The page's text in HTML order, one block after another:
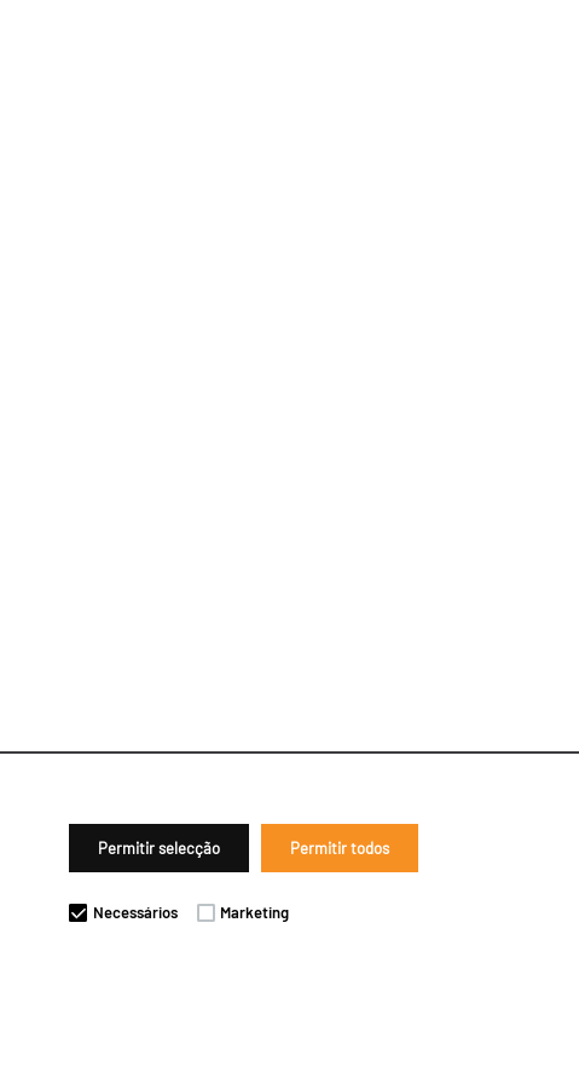
Permitir selecção Permitir todos
Necessários Marketing